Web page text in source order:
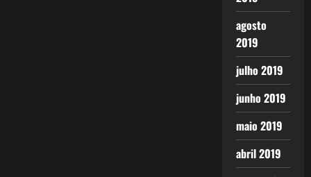
agosto
2019
julho 2019
junho 2019
maio 2019
abril 2019